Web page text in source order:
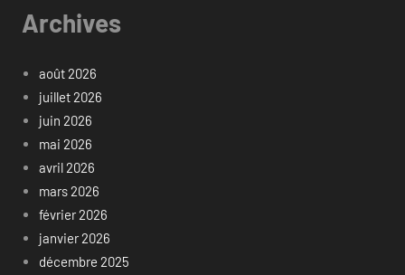
Archives
août 2026
juillet 2026
juin 2026
mai 2026
avril 2026
mars 2026
février 2026
janvier 2026
décembre 2025